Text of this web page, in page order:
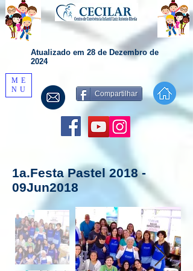
Compartilhar
Atualizado em 28 de Dezembro de
2024
ME
NU
1a.Festa Pastel 2018 -
09Jun2018